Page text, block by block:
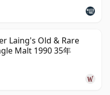
Laing's Old & Rare
Malt 1990 35年